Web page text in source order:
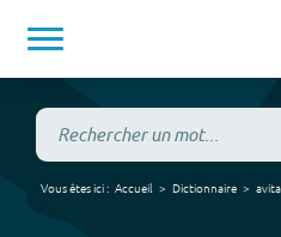
Vous êtes ici : Accueil Dictionnaire